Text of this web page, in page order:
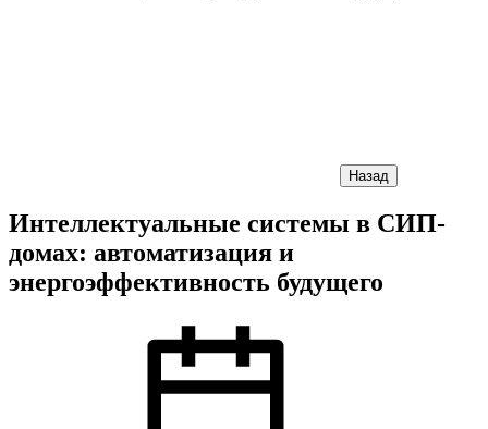
Назад
Интеллектуальные системы в СИП-
домах: автоматизация и
энергоэффективность будущего